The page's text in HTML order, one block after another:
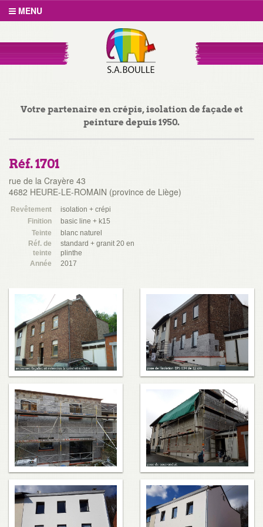
MENU
Votre partenaire en crépis, isolation de façade et
peinture depuis 1950.
Réf. 1701
rue de la Crayère 43
4682 HEURE-LE-ROMAIN (province de Liège)
Revêtement
isolation + crépi
Finition
basic line + k15
Teinte
blanc naturel
Réf. de
teinte
standard + granit 20 en
plinthe
Année
2017